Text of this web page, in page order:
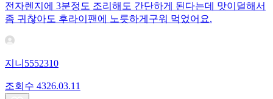
전자렌지에 3분정도 조리해도 간단하게 된다는데 맛이덜해서
좀 귀찮아도 후라이팬에 노릇하게구워 먹었어요.
지니5552310
조회수 4326.03.11